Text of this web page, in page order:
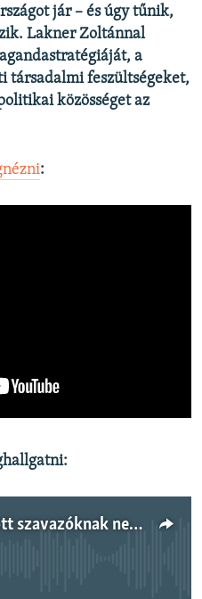
jár – és úgy tűnik,
Lakner Zoltánnal
a
társadalmi feszültségeket,
közösséget az
:
Lakner Zoltán: A lealázott szavazóknak nem lesz kedvük a Fideszre szavazni
tartalom